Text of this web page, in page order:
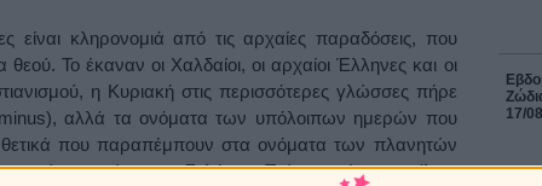
είναι κληρονομιά από τις αρχαίες παραδόσεις, που
Το έκαναν οι Χαλδαίοι, οι αρχαίοι Έλληνες και οι
η Κυριακή στις περισσότερες γλώσσες πήρε
αλλά τα ονόματα των υπόλοιπων ημερών που
που παραπέμπουν στα ονόματα των πλανητών
η μέρα της Σελήνης, Τρίτη η μέρα του Άρη,
17/08